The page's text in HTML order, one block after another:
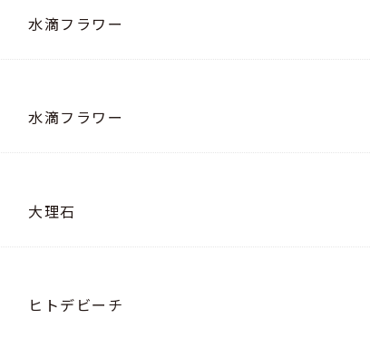
水滴フラワー
水滴フラワー
大理石
ヒトデビーチ